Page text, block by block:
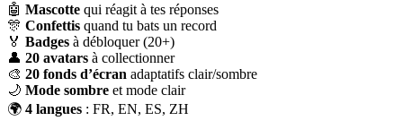
🤖 Mascotte qui réagit à tes réponses
🎊 Confettis quand tu bats un record
🏅 Badges à débloquer (20+)
👤 20 avatars à collectionner
🎨 20 fonds d’écran adaptatifs clair/sombre
🌙 Mode sombre et mode clair
🌍 4 langues : FR, EN, ES, ZH